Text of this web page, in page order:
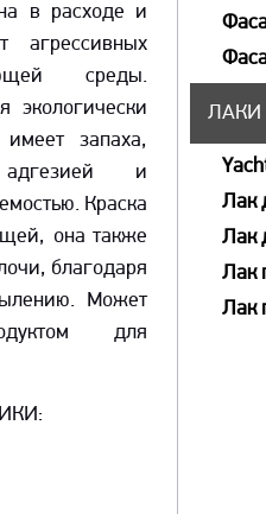
в расходе и
агрессивных
среды.
экологически
запаха,
и
Краска
она также
благодаря
Может
для
ЛАКИ
Лак
Лак
Лак
Лак